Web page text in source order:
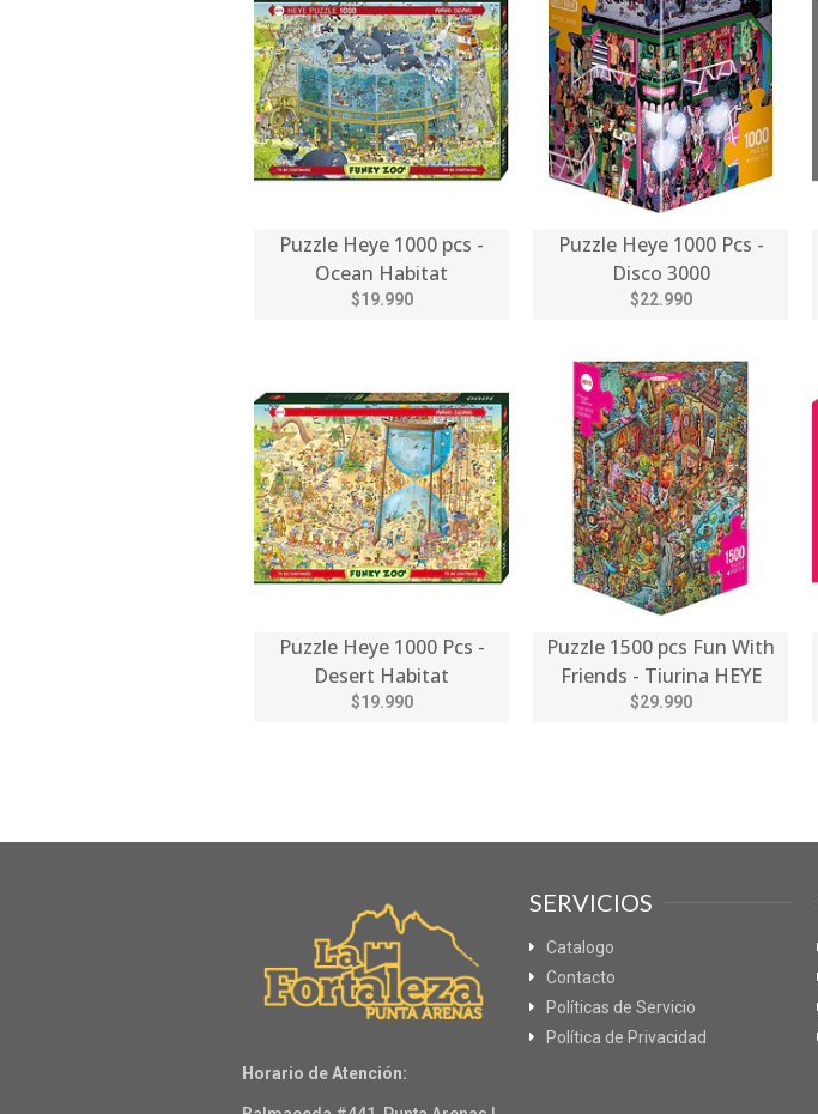
Puzzle Heye 1000 pcs -
Ocean Habitat
$19.990
Puzzle Heye 1000 Pcs -
Disco 3000
$22.990
Puzzle Heye 1000 Pcs -
Desert Habitat
$19.990
Puzzle 1500 pcs Fun With
Friends - Tiurina HEYE
$29.990
Horario de Atención:
SERVICIOS
Catalogo
Contacto
Políticas de Servicio
Política de Privacidad